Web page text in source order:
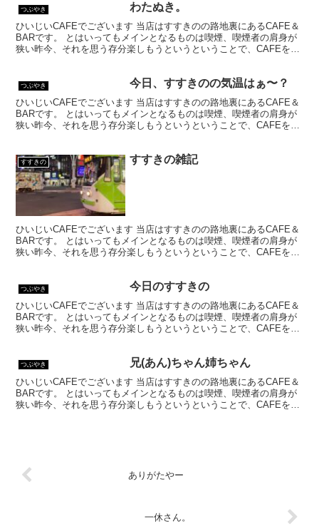
つぶやき わたぬき。
ひいじいCAFEでございます 当店はすすきのの路地裏にあるCAFE＆
BARです。 とはいってもメインとなるものは喫煙、喫煙者の肩身が
狭い昨今、それを思う存分楽しもうというということで、CAFEを名
つぶやき 今日、すすきのの気温はぁ〜？
ひいじいCAFEでございます 当店はすすきのの路地裏にあるCAFE＆
BARです。 とはいってもメインとなるものは喫煙、喫煙者の肩身が
狭い昨今、それを思う存分楽しもうというということで、CAFEを名
すすきの すすきの雑記
ひいじいCAFEでございます 当店はすすきのの路地裏にあるCAFE＆
BARです。 とはいってもメインとなるものは喫煙、喫煙者の肩身が
狭い昨今、それを思う存分楽しもうというということで、CAFEを名
つぶやき 今日のすすきの
ひいじいCAFEでございます 当店はすすきのの路地裏にあるCAFE＆
BARです。 とはいってもメインとなるものは喫煙、喫煙者の肩身が
狭い昨今、それを思う存分楽しもうというということで、CAFEを名
つぶやき 兄(あん)ちゃん姉ちゃん
ひいじいCAFEでございます 当店はすすきのの路地裏にあるCAFE＆
BARです。 とはいってもメインとなるものは喫煙、喫煙者の肩身が
狭い昨今、それを思う存分楽しもうというということで、CAFEを名
ありがたやー
一休さん。